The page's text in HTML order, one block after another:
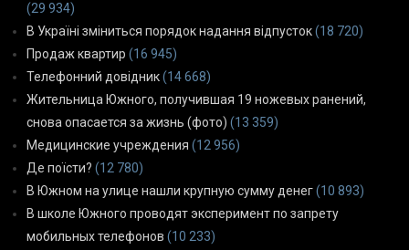
(29 934)
В Україні зміниться порядок надання відпусток(18 720)
Продаж квартир (16 945)
Телефонний довідник(14 668)
Жительница Южного, получившая 19 ножевых ранений,
снова опасается за жизнь (фото) (13 359)
Медицинские учреждения (12 956)
Де поїсти? (12 780)
В Южном на улице нашли крупную сумму денег(10 893)
В школе Южного проводят эксперимент по запрету
мобильных телефонов (10 233)